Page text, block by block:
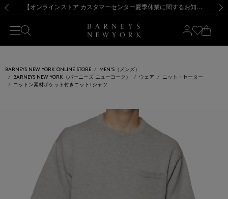
新規登録のお客様も対象！＜MY BARNEYS＞会員のお客様は11,000円（税込）以上のお買上げで常時送料無料！お買い物の際は会員登録を！
【夏季休業に伴う出荷一時停止のお知らせ】(2026.8.7) 【オンラインストア カスタマーセンター夏季休業に関するお知らせ】（2026.8.7）
【夏季休業に伴う返品・交換承り一時停止のお知らせ】（2026.8.5）
熊本県を中心とした地震の影響によるお荷物のお届けについて
【開催中】SUMMER SALEのご案内・ご注意事項 新規登録のお客様も対象！＜MY BARNEYS＞会員のお客様は11,000円（税込）以上のお買上げで常時送料無料！お買い物の際は会員登録を！
【夏季休業に伴う出荷一時停止のお知らせ】(2026.8.7)
BARNEYS NEW YORK ONLINE STORE
MEN'S（メンズ）
BARNEYS NEW YORK（バーニーズ ニューヨーク）
ウェア
ニット・セーター
コットン素材ポケット付きニットTシャツ